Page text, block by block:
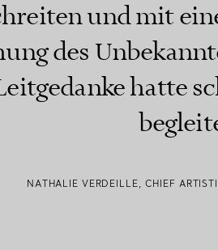
und mit
des
hatte
NATHALIE VERDEILLE, CHIEF